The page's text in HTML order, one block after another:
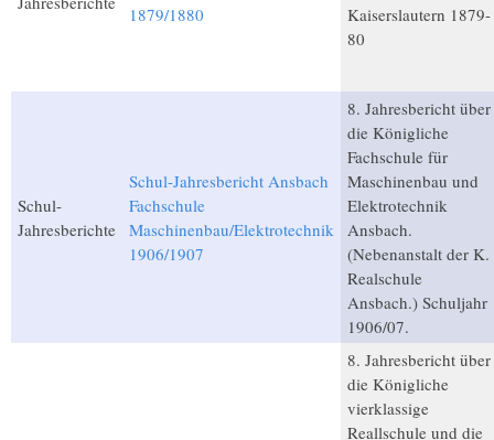
1879/1880
Kaiserslautern 1879-
80
Schul-
Jahresberichte
Schul-Jahresbericht Ansbach
Fachschule
Maschinenbau/Elektrotechnik
1906/1907
8. Jahresbericht über
die Königliche
Fachschule für
Maschinenbau und
Elektrotechnik
Ansbach.
(Nebenanstalt der K.
Realschule
Ansbach.) Schuljahr
1906/07.
8. Jahresbericht über
die Königliche
vierklassige
Reallschule und die